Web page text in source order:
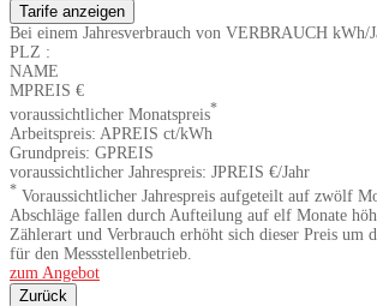
Tarife anzeigen
Bei einem Jahresverbrauch von VERBRAUCH kWh/
PLZ :
NAME
MPREIS €
voraussichtlicher Monatspreis*
Arbeitspreis: APREIS ct/kWh
Grundpreis: GPREIS
voraussichtlicher Jahrespreis: JPREIS €/Jahr
* Voraussichtlicher Jahrespreis aufgeteilt auf zwölf
Abschläge fallen durch Aufteilung auf elf Monate
Zählerart und Verbrauch erhöht sich dieser Preis um
für den Messstellenbetrieb.
zum Angebot
Zurück